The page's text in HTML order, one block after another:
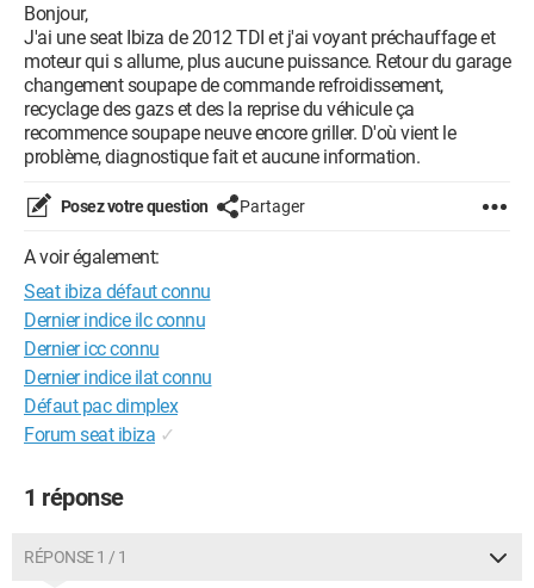
Bonjour,
J'ai une seat Ibiza de 2012 TDI et j'ai voyant préchauffage et
moteur qui s allume, plus aucune puissance. Retour du garage
changement soupape de commande refroidissement,
recyclage des gazs et des la reprise du véhicule ça
recommence soupape neuve encore griller. D'où vient le
problème, diagnostique fait et aucune information.
Posez votre question Partager
A voir également:
Seat ibiza défaut connu
Dernier indice ilc connu
Dernier icc connu
Dernier indice ilat connu
Défaut pac dimplex
Forum seat ibiza ✓
1 réponse
RÉPONSE 1 / 1